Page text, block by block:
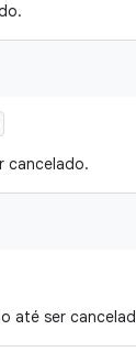
cancelado.
até ser